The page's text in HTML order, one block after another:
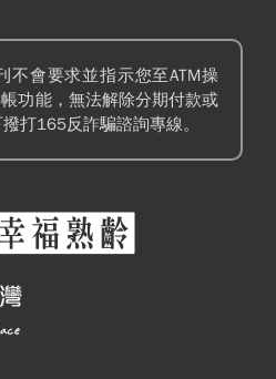
不會要求並指示您至ATM操
功能，無法解除分期付款或
打165反詐騙諮詢專線。